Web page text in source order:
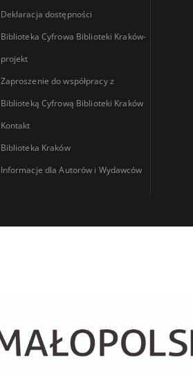
Deklaracja dostępności
Biblioteka Cyfrowa Biblioteki Kraków-
projekt
Zaproszenie do współpracy z
Biblioteką Cyfrową Biblioteki Kraków
Kontakt
Biblioteka Kraków
Informacje dla Autorów i Wydawców